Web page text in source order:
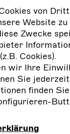
GbR
ohne
wurde!
auch
sich
von
Website
Zwecke
Cookies).
wir Ihre
Sie
finden